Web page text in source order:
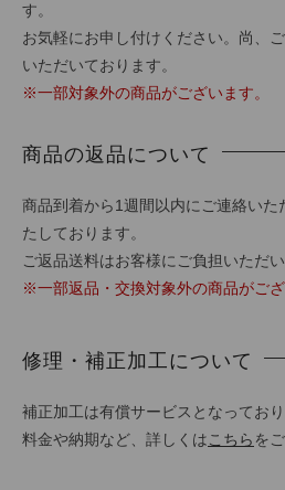
す。
お気軽にお申し付けください。尚、
いただいております。
※一部対象外の商品がございます。
商品の返品について
商品到着から1週間以内にご連絡いた
たしております。
ご返品送料はお客様にご負担いただい
※一部返品・交換対象外の商品がござ
修理・補正加工について
補正加工は有償サービスとなっており
料金や納期など、詳しくは こちら を